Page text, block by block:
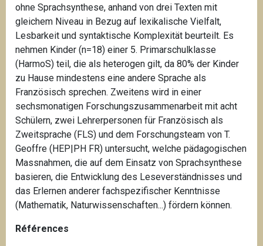
ohne Sprachsynthese, anhand von drei Texten mit
gleichem Niveau in Bezug auf lexikalische Vielfalt,
Lesbarkeit und syntaktische Komplexität beurteilt. Es
nehmen Kinder (n=18) einer 5. Primarschulklasse
(HarmoS) teil, die als heterogen gilt, da 80% der Kinder
zu Hause mindestens eine andere Sprache als
Französisch sprechen. Zweitens wird in einer
sechsmonatigen Forschungszusammenarbeit mit acht
Schülern, zwei Lehrerpersonen für Französisch als
Zweitsprache (FLS) und dem Forschungsteam von T.
Geoffre (HEP|PH FR) untersucht, welche pädagogischen
Massnahmen, die auf dem Einsatz von Sprachsynthese
basieren, die Entwicklung des Leseverständnisses und
das Erlernen anderer fachspezifischer Kenntnisse
(Mathematik, Naturwissenschaften...) fördern können.
Références